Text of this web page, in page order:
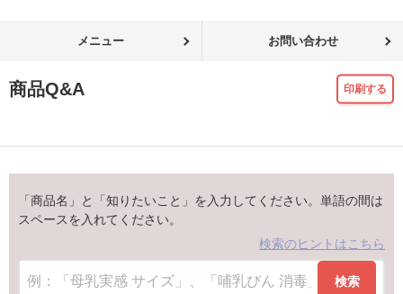
メニュー お問い合わせ
商品Q&A 印刷する
「商品名」と「知りたいこと」を入力してください。単語の間は
スペースを入れてください。
検索のヒントはこちら
検索